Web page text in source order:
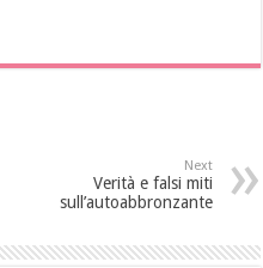
Next
Verità e falsi miti
sull’autoabbronzante